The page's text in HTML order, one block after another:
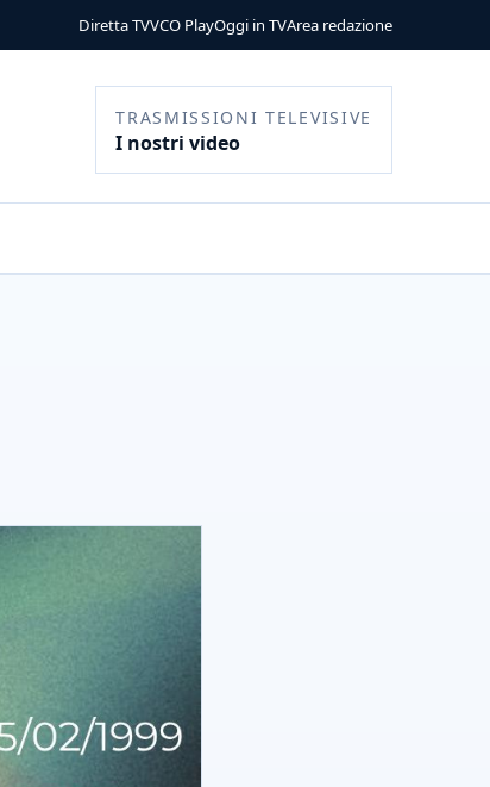
Diretta TVVCO PlayOggi in TVArea redazione
TRASMISSIONI TELEVISIVE
I nostri video